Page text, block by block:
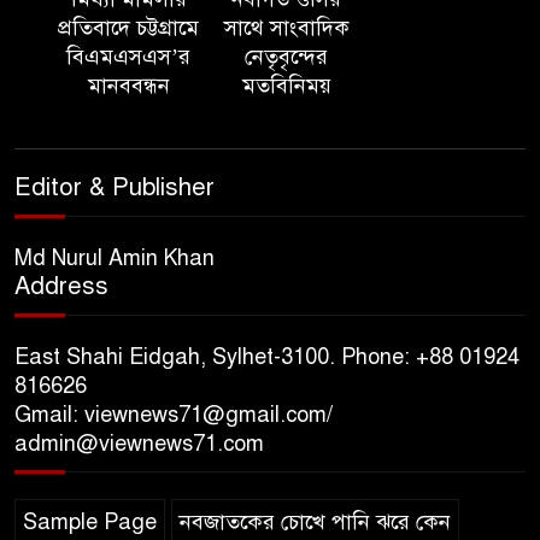
‘সমন্বিত উদ্যোগেই গড়ে উঠবে
আধুনিক সিলেট’ – বাণিজ্যমন্ত্রী
আয়োজন ‘শ্রাবনের মেঘগুলো’
গভীর শ্রদ্ধা নিবেদন
শতাংশই সিলেটি
হাসপাতালে ৩৫১ জন
প্রতিবাদে চট্টগ্রামে
বিএমএসএস’র
মানববন্ধন
সাথে সাংবাদিক
নেতৃবৃন্দের
মতবিনিময়
Editor & Publisher
Md Nurul Amin Khan
Address
East Shahi Eidgah, Sylhet-3100. Phone: +88 01924
816626
Gmail: viewnews71@gmail.com/
admin@viewnews71.com
Sample Page নবজাতকের চোখে পানি ঝরে কেন